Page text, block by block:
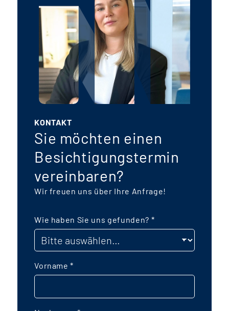
KONTAKT
Sie möchten einen
Besichtigungstermin
vereinbaren?
Wir freuen uns über Ihre Anfrage!
Wie haben Sie uns gefunden? *
Vorname*